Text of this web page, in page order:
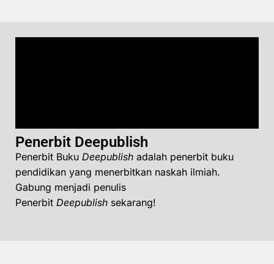
Penerbit Deepublish
Penerbit Buku Deepublish adalah penerbit buku
pendidikan yang menerbitkan naskah ilmiah.
Gabung menjadi penulis
Penerbit Deepublish sekarang!